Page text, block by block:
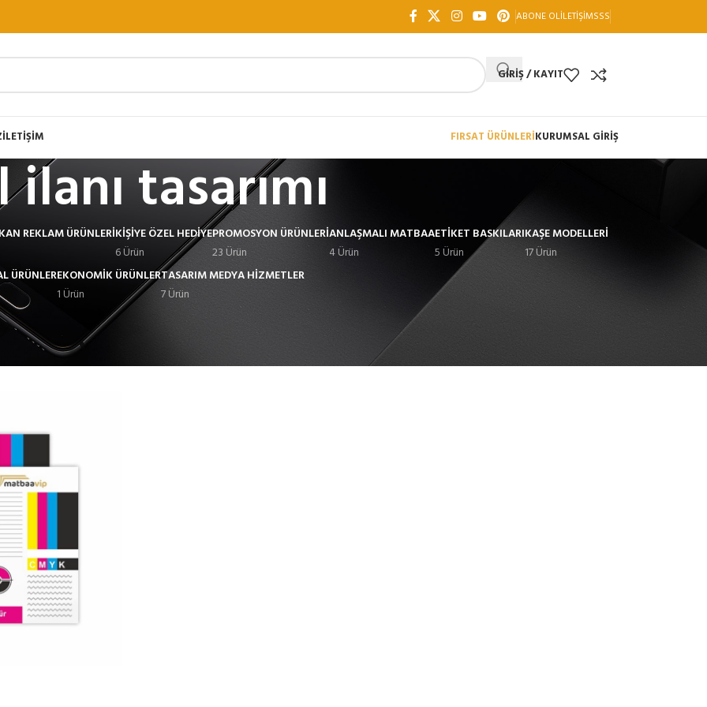
ABONE OLİLETIŞIMSSS
GIRIŞ / KAYIT
İLETİŞİM FIRSAT ÜRÜNLERİKURUMSAL GİRİŞ
ilanı tasarımı
REKLAM ÜRÜNLERIKIŞIYE ÖZEL HEDIYE
6 Ürün
PROMOSYON ÜRÜNLERI
23 Ürün
ANLAŞMALI MATBAA
4 Ürün
ETIKET BASKILARI
5 Ürün
KAŞE MODELLERI
17 Ürün
ÜRÜNLEREKONOMIK ÜRÜNLER
1 Ürün
TASARIM MEDYA HIZMETLER
7 Ürün